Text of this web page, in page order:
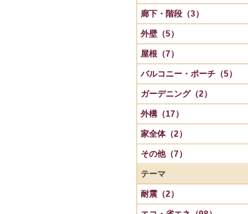
廊下・階段（3）
外壁（5）
屋根（7）
バルコニー・ポーチ（5）
ガーデニング（2）
外構（17）
家全体（2）
その他（7）
テーマ
耐震（2）